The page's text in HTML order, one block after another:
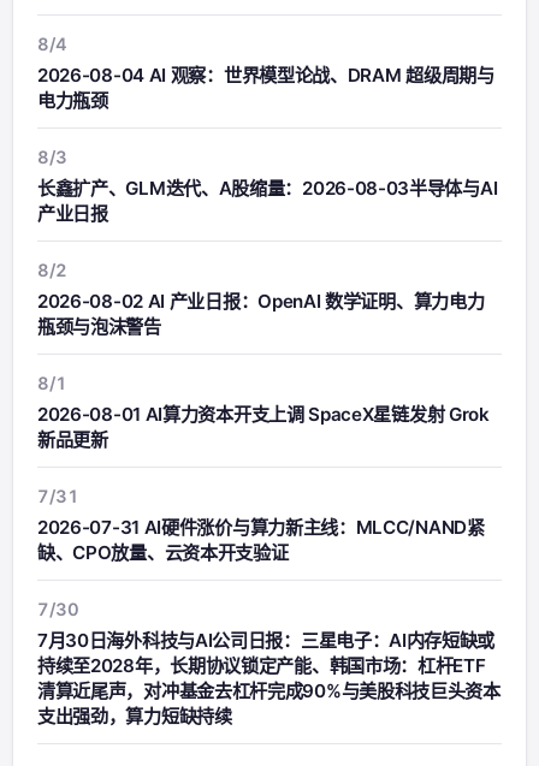
8/4
2026-08-04 AI 观察：世界模型论战、DRAM 超级周期与
电力瓶颈
8/3
长鑫扩产、GLM迭代、A股缩量：2026-08-03半导体与AI
产业日报
8/2
2026-08-02 AI 产业日报：OpenAI 数学证明、算力电力
瓶颈与泡沫警告
8/1
2026-08-01 AI算力资本开支上调 SpaceX星链发射 Grok
新品更新
7/31
2026-07-31 AI硬件涨价与算力新主线：MLCC/NAND紧
缺、CPO放量、云资本开支验证
7/30
7月30日海外科技与AI公司日报：三星电子：AI内存短缺或
持续至2028年，长期协议锁定产能、韩国市场：杠杆ETF
清算近尾声，对冲基金去杠杆完成90%与美股科技巨头资本
支出强劲，算力短缺持续